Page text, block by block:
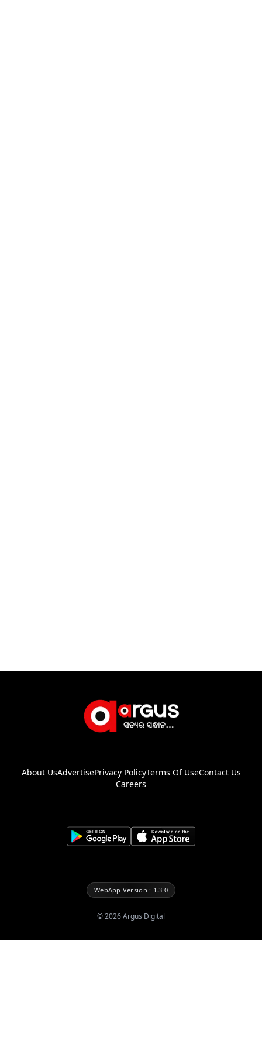
About UsAdvertisePrivacy PolicyTerms Of UseContact Us
Careers
WebApp Version : 1.3.0
©2026Argus Digital